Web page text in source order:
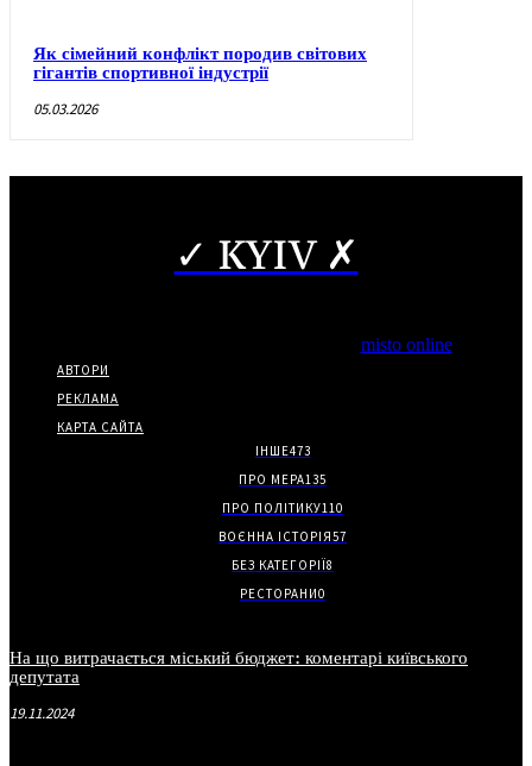
Як сімейний конфлікт породив світових
гігантів спортивної індустрії
05.03.2026
✓ KYIV ✗
misto online
АВТОРИ
РЕКЛАМА
КАРТА САЙТА
ІНШЕ473
ПРО МЕРА135
ПРО ПОЛІТИКУ110
ВОЄННА ІСТОРІЯ57
БЕЗ КАТЕГОРІЇ8
РЕСТОРАНИ0
На що витрачається міський бюджет: коментарі київського
депутата
19.11.2024